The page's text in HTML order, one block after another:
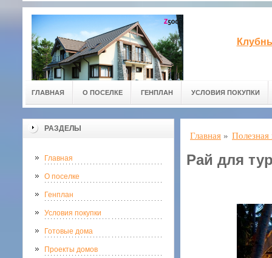
ГЛАВНАЯ О ПОСЕЛКЕ ГЕНПЛАН УСЛОВИЯ ПОКУПКИ
РАЗДЕЛЫ
Главная
О поселке
Генплан
Условия покупки
Готовые дома
Проекты домов
Главная »
Рай для